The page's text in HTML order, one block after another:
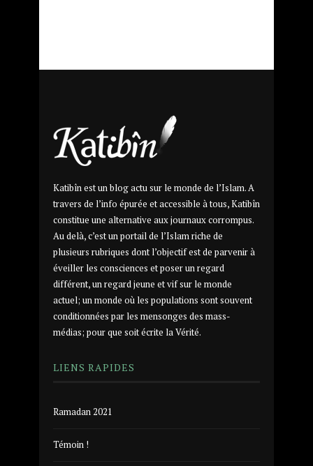
Katibîn est un blog actu sur le monde de l’Islam. A
travers de l’info épurée et accessible à tous, Katibîn
constitue une alternative aux journaux corrompus.
Au delà, c’est un portail de l’Islam riche de
plusieurs rubriques dont l’objectif est de parvenir à
éveiller les consciences et poser un regard
différent, un regard jeune et vif sur le monde
actuel; un monde où les populations sont souvent
conditionnées par les mensonges des mass-
médias; pour que soit écrite la Vérité.
LIENS RAPIDES
Ramadan 2021
Témoin !